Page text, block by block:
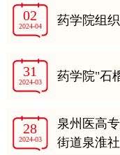
02
2024-04 药学院组
31
2024-03 药学院"石
28
2024-03
泉州医高
街道泉淮